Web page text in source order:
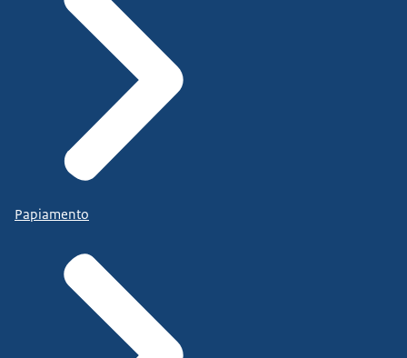
Papiamento